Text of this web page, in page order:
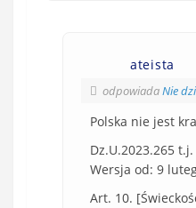
ateista
odpowiadaNie
Polska nie jest
Dz.U.2023.265
Wersja od: 9
Art. 10.